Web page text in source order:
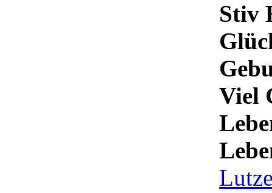
Stiv
Viel